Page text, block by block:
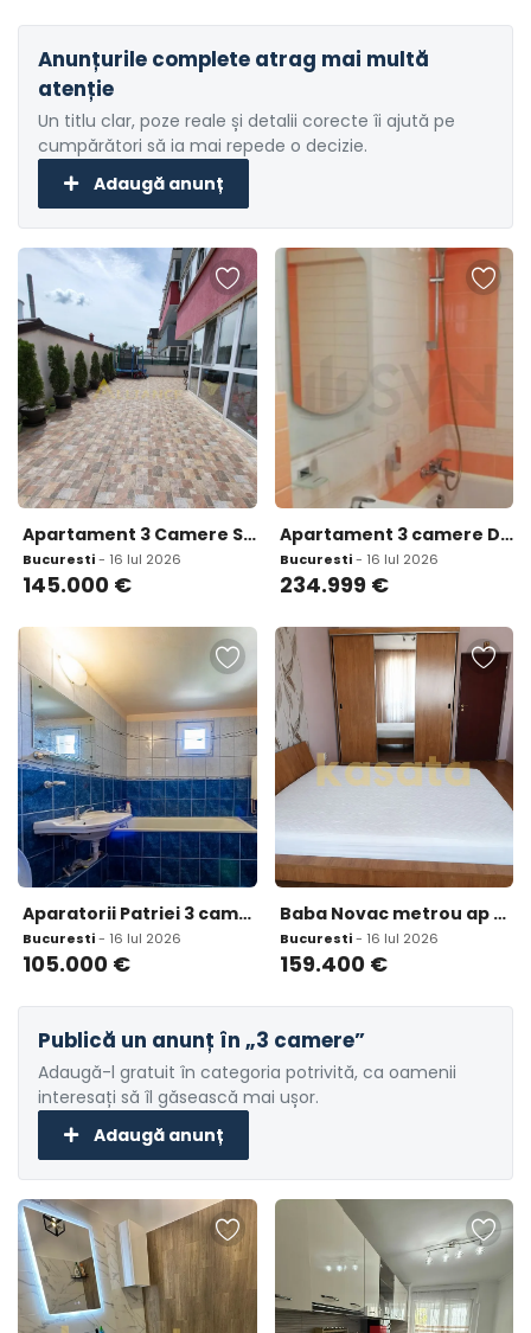
Anunțurile complete atrag mai multă
atenție
Un titlu clar, poze reale și detalii corecte îi ajută pe
cumpărători să ia mai repede o decizie.
Adaugă anunț
Apartament 3 Camere Strada Luica Sector 4 Terasa 54 mp
Bucuresti- 16 Iul 2026
145.000 €
Apartament 3 camere Decebal l Imobil 2009
Bucuresti- 16 Iul 2026
234.999 €
Aparatorii Patriei 3 camere decomandat langa facultatea Spiru Haret
Bucuresti- 16 Iul 2026
105.000 €
Baba Novac metrou ap 3 camere renovat mobilat boxa Park Lake
Bucuresti- 16 Iul 2026
159.400 €
Publică un anunț în „3 camere”
Adaugă-l gratuit în categoria potrivită, ca oamenii
interesați să îl găsească mai ușor.
Adaugă anunț